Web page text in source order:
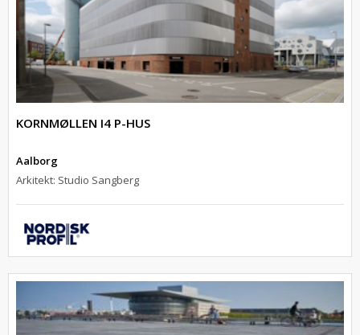
KORNMØLLEN I4 P-HUS
Aalborg
Arkitekt: Studio Sangberg